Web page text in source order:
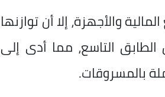
والأجهزة، إلا أن توازنها
الطابق التاسع، مما أدى إلى
بالمسروقات.